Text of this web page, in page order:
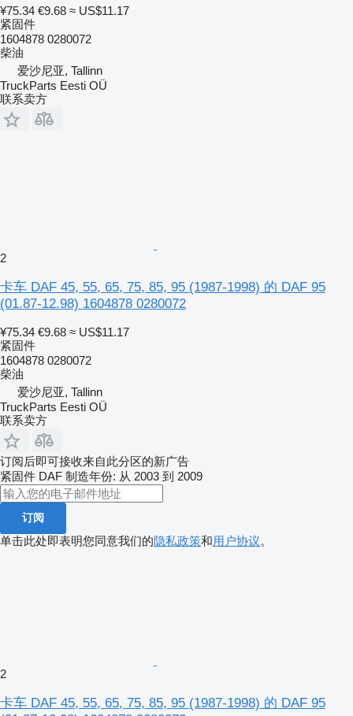
¥75.34 €9.68 ≈ US$11.17
紧固件
1604878 0280072
柴油
爱沙尼亚, Tallinn
TruckParts Eesti OÜ
联系卖方
2
卡车 DAF 45, 55, 65, 75, 85, 95 (1987-1998) 的 DAF 95
(01.87-12.98) 1604878 0280072
¥75.34 €9.68 ≈ US$11.17
紧固件
1604878 0280072
柴油
爱沙尼亚, Tallinn
TruckParts Eesti OÜ
联系卖方
订阅后即可接收来自此分区的新广告
紧固件 DAF 制造年份: 从 2003 到 2009
订阅
单击此处即表明您同意我们的隐私政策和用户协议。
2
卡车 DAF 45, 55, 65, 75, 85, 95 (1987-1998) 的 DAF 95